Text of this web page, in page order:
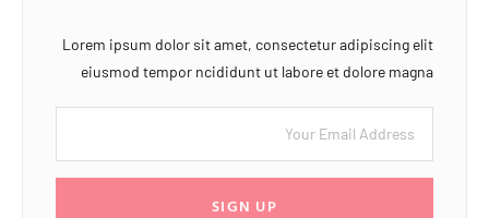
Lorem ipsum dolor sit amet, consectetur adipiscing elit
eiusmod tempor ncididunt ut labore et dolore magna
SIGN UP